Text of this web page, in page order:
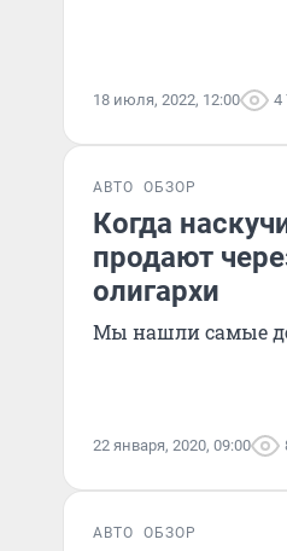
18 июля, 2022, 12:00 4
АВТО ОБЗОР
Когда
продают
олигархи
Мы нашли самые
22 января, 2020, 09:00
АВТО ОБЗОР